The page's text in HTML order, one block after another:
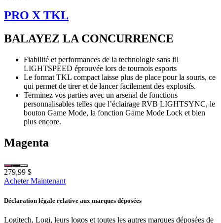
PRO X TKL
BALAYEZ LA CONCURRENCE
Fiabilité et performances de la technologie sans fil
LIGHTSPEED éprouvée lors de tournois esports
Le format TKL compact laisse plus de place pour la souris, ce
qui permet de tirer et de lancer facilement des explosifs.
Terminez vos parties avec un arsenal de fonctions
personnalisables telles que l’éclairage RVB LIGHTSYNC, le
bouton Game Mode, la fonction Game Mode Lock et bien
plus encore.
Magenta
279,99 $
Acheter Maintenant
Déclaration légale relative aux marques déposées
Logitech, Logi, leurs logos et toutes les autres marques déposées de